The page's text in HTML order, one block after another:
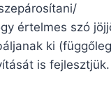
értelmes szó
ki
is fejlesztjük.